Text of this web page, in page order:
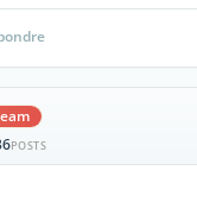
POSTS